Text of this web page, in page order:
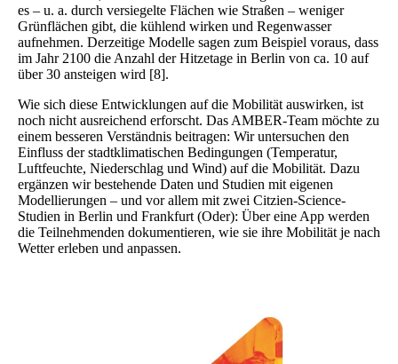
es – u. a. durch versiegelte Flächen wie Straßen – weniger
Grünflächen gibt, die kühlend wirken und Regenwasser
aufnehmen. Derzeitige Modelle sagen zum Beispiel voraus, dass
im Jahr 2100 die Anzahl der Hitzetage in Berlin von ca. 10 auf
über 30 ansteigen wird [8].
Wie sich diese Entwicklungen auf die Mobilität auswirken, ist
noch nicht ausreichend erforscht. Das AMBER-Team möchte zu
einem besseren Verständnis beitragen: Wir untersuchen den
Einfluss der stadtklimatischen Bedingungen (Temperatur,
Luftfeuchte, Niederschlag und Wind) auf die Mobilität. Dazu
ergänzen wir bestehende Daten und Studien mit eigenen
Modellierungen – und vor allem mit zwei Citzien-Science-
Studien in Berlin und Frankfurt (Oder): Über eine App werden
die Teilnehmenden dokumentieren, wie sie ihre Mobilität je nach
Wetter erleben und anpassen.